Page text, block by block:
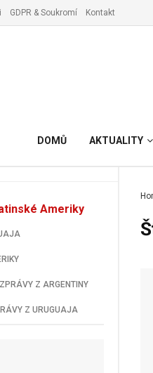
Ameriky
ZPRÁVY Z ARGENTINY
Z URUGUAJA
GDPR & Soukromí Kontakt
DOMŮ AKTUALITY